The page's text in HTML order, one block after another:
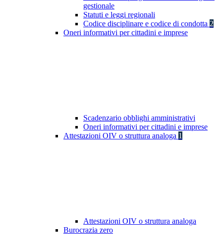
gestionale
Statuti e leggi regionali
Codice disciplinare e codice di condotta 2
Oneri informativi per cittadini e imprese
Scadenzario obblighi amministrativi
Oneri informativi per cittadini e imprese
Attestazioni OIV o struttura analoga 1
Attestazioni OIV o struttura analoga
Burocrazia zero